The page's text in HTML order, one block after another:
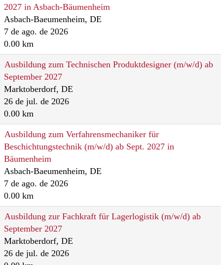
2027 in Asbach-Bäumenheim
Asbach-Baeumenheim, DE
7 de ago. de 2026
0.00 km
Ausbildung zum Technischen Produktdesigner (m/w/d) ab
September 2027
Marktoberdorf, DE
26 de jul. de 2026
0.00 km
Ausbildung zum Verfahrensmechaniker für
Beschichtungstechnik (m/w/d) ab Sept. 2027 in
Bäumenheim
Asbach-Baeumenheim, DE
7 de ago. de 2026
0.00 km
Ausbildung zur Fachkraft für Lagerlogistik (m/w/d) ab
September 2027
Marktoberdorf, DE
26 de jul. de 2026